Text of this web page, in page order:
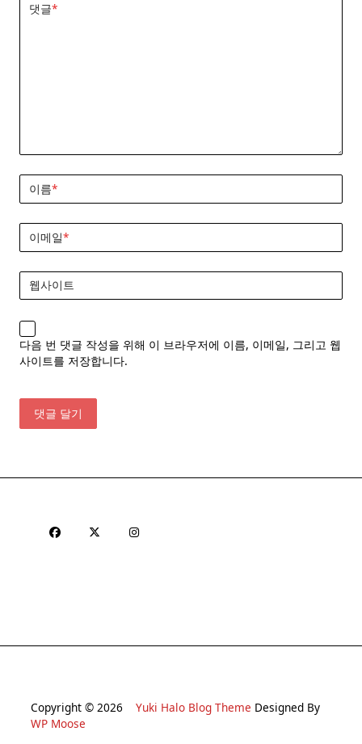
댓글*
이름*
이메일*
웹사이트
다음 번 댓글 작성을 위해 이 브라우저에 이름, 이메일, 그리고 웹
사이트를 저장합니다.
Copyright © 2026 Yuki Halo Blog Theme Designed By
WP Moose